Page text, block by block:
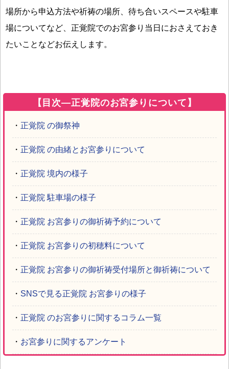
場所から申込方法や祈祷の場所、待ち合いスペースや駐車
場についてなど、正覚院でのお宮参り当日におさえておき
たいことなどお伝えします。
【目次―正覚院のお宮参りについて】
・ 正覚院 の御祭神
・ 正覚院 の由緒とお宮参りについて
・ 正覚院 境内の様子
・ 正覚院 駐車場の様子
・ 正覚院 お宮参りの御祈祷予約について
・ 正覚院 お宮参りの初穂料について
・ 正覚院 お宮参りの御祈祷受付場所と御祈祷について
・ SNSで見る正覚院 お宮参りの様子
・ 正覚院 のお宮参りに関するコラム一覧
・ お宮参りに関するアンケート